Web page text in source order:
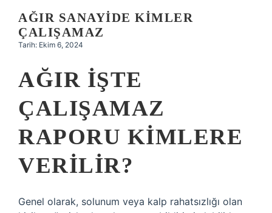
AĞIR SANAYIDE KIMLER
ÇALIŞAMAZ
Tarih: Ekim 6, 2024
AĞIR IŞTE
ÇALIŞAMAZ
RAPORU KIMLERE
VERILIR?
Genel olarak, solunum veya kalp rahatsızlığı olan